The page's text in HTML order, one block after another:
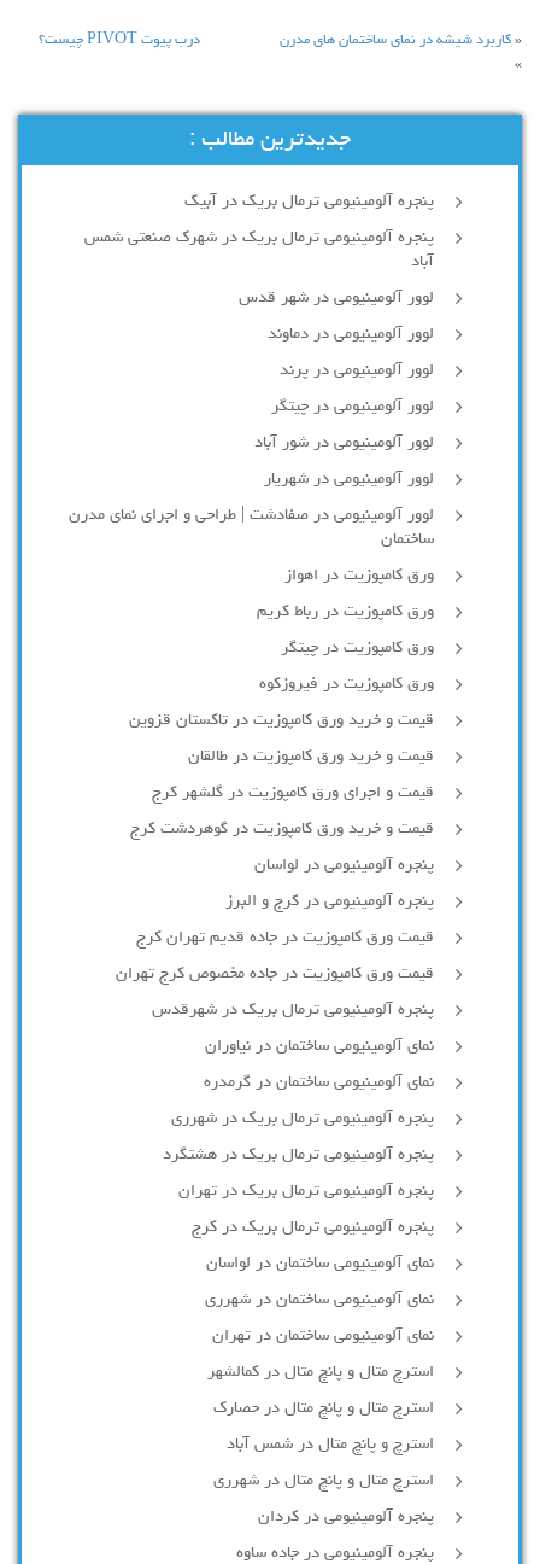
« کاربرد شیشه در نمای ساختمان های مدرن
درب پیوت PIVOT چیست؟
»
جدیدترین مطالب :
پنجره آلومینیومی ترمال بریک در آبیک
پنجره آلومینیومی ترمال بریک در شهرک صنعتی شمس
آباد
لوور آلومینیومی در شهر قدس
لوور آلومینیومی در دماوند
لوور آلومینیومی در پرند
لوور آلومینیومی در چیتگر
لوور آلومینیومی در شور آباد
لوور آلومينيومي در شهريار
لوور آلومینیومی در صفادشت | طراحی و اجرای نمای مدرن
ساختمان
ورق کامپوزیت در اهواز
ورق کامپوزیت در رباط کریم
ورق کامپوزیت در چیتگر
ورق کامپوزیت در فیروزکوه
قیمت و خرید ورق کامپوزیت در تاکستان قزوین
قیمت و خرید ورق کامپوزیت در طالقان
قیمت و اجرای ورق کامپوزیت در گلشهر کرج
قیمت و خرید ورق کامپوزیت در گوهردشت کرج
پنجره آلومینیومی در لواسان
پنجره آلومینیومی در کرج و البرز
قیمت ورق کامپوزیت در جاده قدیم تهران کرج
قیمت ورق کامپوزیت در جاده مخصوص کرج تهران
پنجره آلومینیومی ترمال بریک در شهرقدس
نمای آلومینیومی ساختمان در نیاوران
نمای آلومینیومی ساختمان در گرمدره
پنجره آلومینیومی ترمال بریک در شهرری
پنجره آلومینیومی ترمال بریک در هشتگرد
پنجره آلومینیومی ترمال بریک در تهران
پنجره آلومینیومی ترمال بریک در کرج
نمای آلومینیومی ساختمان در لواسان
نمای آلومینیومی ساختمان در شهرری
نمای آلومینیومی ساختمان در تهران
استرچ متال و پانچ متال در کمالشهر
استرچ متال و پانچ متال در حصارك
استرچ و پانچ متال در شمس آباد
استرچ متال و پانچ متال در شهرری
پنجره آلومینیومی در کردان
پنجره آلومینیومی در جاده ساوه